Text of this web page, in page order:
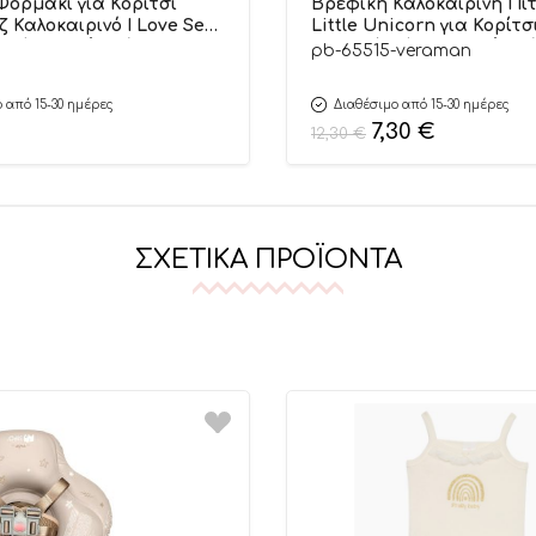
για Κορίτσι
Καλοκαιρινό I Love Sea
Ψιλή Πλέξη
από 15-30 ημέρες
Βρεφική Καλοκαιρινή
Little Unicorn για
Βεραμάν-Φουξ, Ψιλή
pb-65515-veraman
Διαθέσιμο από 15-30 ημέρες
12,30€ 7,30 €
ΣΧΕΤΙΚΆ ΠΡΟΪΌΝΤΑ